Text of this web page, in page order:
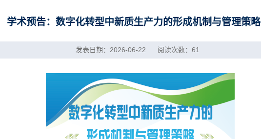
学术预告：数字化转型中新质生产力的形成机制与管理策略
发表日期：2026-06-22 阅读次数： 61